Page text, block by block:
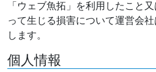
「ウェブ魚拓」を利用したこと
って生じる損害について運営会
します。
個人情報